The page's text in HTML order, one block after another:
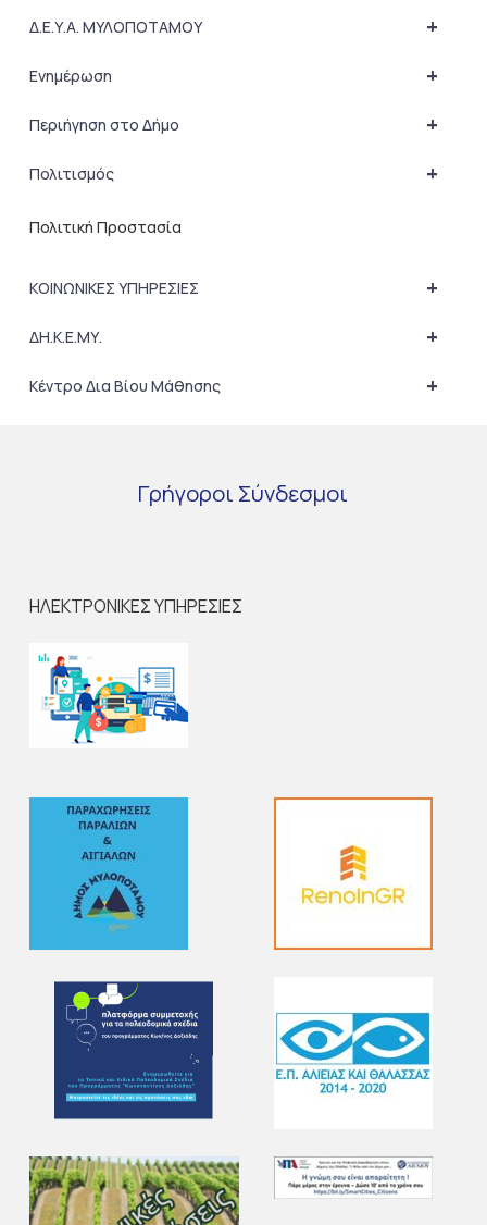
+
Δ.Ε.Υ.Α. ΜΥΛΟΠΟΤΑΜΟΥ
+
Ενημέρωση
+
Περιήγηση στο Δήμο
+
Πολιτισμός
Πολιτική Προστασία
+
ΚΟΙΝΩΝΙΚΕΣ ΥΠΗΡΕΣΙΕΣ
+
ΔΗ.Κ.Ε.ΜΥ.
+
Κέντρο Δια Βίου Μάθησης
Γρήγοροι Σύνδεσμοι
ΗΛΕΚΤΡΟΝΙΚΕΣ ΥΠΗΡΕΣΙΕΣ